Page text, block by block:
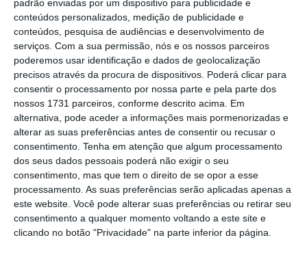
padrão enviadas por um dispositivo para publicidade e
conteúdos personalizados, medição de publicidade e
conteúdos, pesquisa de audiências e desenvolvimento de
serviços. Com a sua permissão, nós e os nossos parceiros
poderemos usar identificação e dados de geolocalização
precisos através da procura de dispositivos. Poderá clicar para
consentir o processamento por nossa parte e pela parte dos
nossos 1731 parceiros, conforme descrito acima. Em
alternativa, pode aceder a informações mais pormenorizadas e
alterar as suas preferências antes de consentir ou recusar o
consentimento. Tenha em atenção que algum processamento
dos seus dados pessoais poderá não exigir o seu
consentimento, mas que tem o direito de se opor a esse
processamento. As suas preferências serão aplicadas apenas a
este website. Você pode alterar suas preferências ou retirar seu
consentimento a qualquer momento voltando a este site e
clicando no botão "Privacidade" na parte inferior da página.
entendimento, tal como asdue diligence
técnica e jurídica, foi enviado para o Terreiro
do Paço a 27 de fevereiro. E a 30 de abril
chegou ao ministério liderado por Miranda
Sarmento a minuta do contrato-promessa de
compra e venda.
O ministério das Finanças, a 22 de julho,
indicou que “o Ministério das Finanças nunca
teve um conhecimento completo da
situação”.